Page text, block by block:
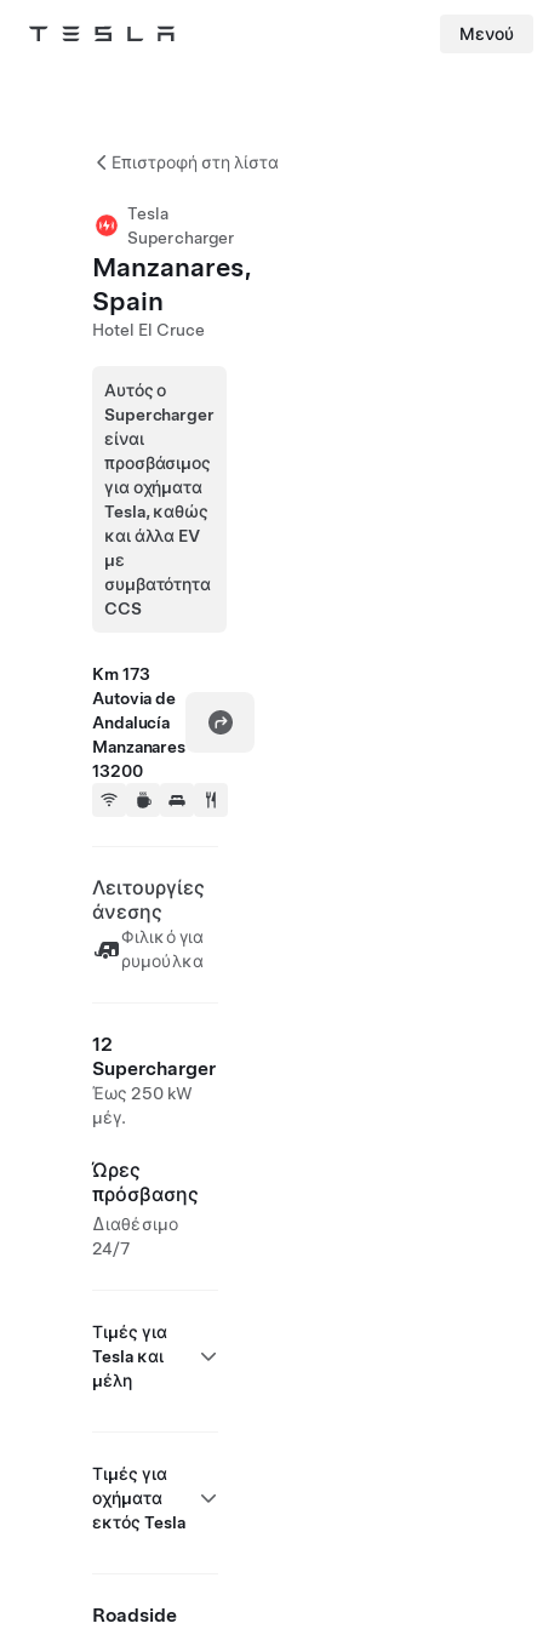
Tesla Μενού
Επιστροφή στη λίστα
Tesla
Supercharger
Manzanares,
Spain
Hotel El Cruce
Αυτός ο
Supercharger
είναι
προσβάσιμος
για οχήματα
Tesla, καθώς
και άλλα EV
με
συμβατότητα
CCS
Km 173
Autovia de
Andalucía
Manzanares
13200
Λειτουργίες
άνεσης
Φιλικό για
ρυμούλκα
12
Supercharger
Έως 250 kW
μέγ.
Ώρες
πρόσβασης
Διαθέσιμο
24/7
Τιμές για
Tesla και
μέλη
Τιμές για
οχήματα
εκτός Tesla
Roadside